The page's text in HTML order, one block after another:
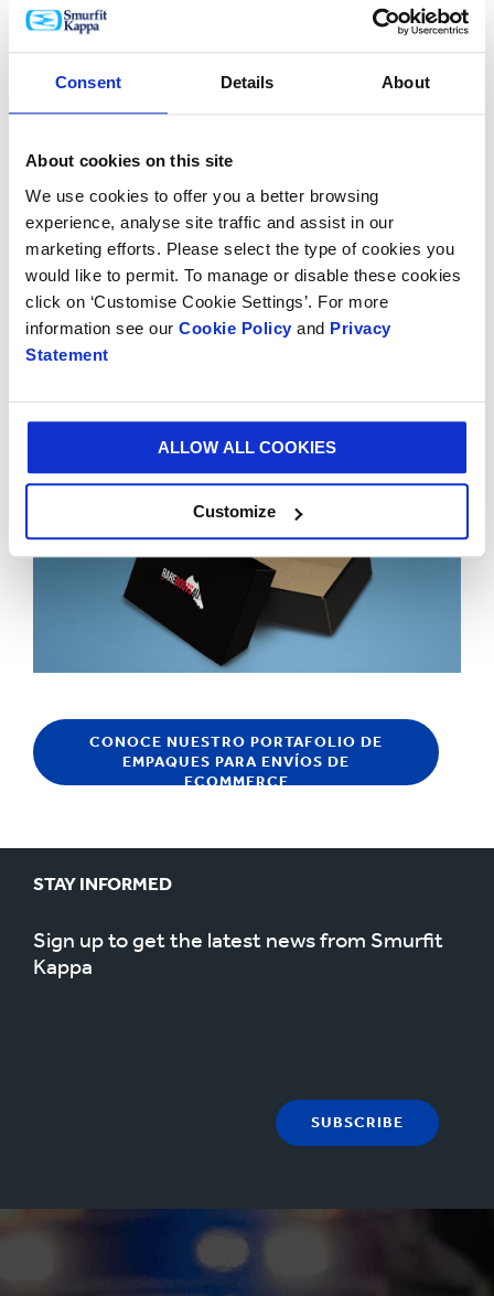
Consent Details About
About cookies on this site
We use cookies to offer you a better browsing
experience, analyse site traffic and assist in our
marketing efforts. Please select the type of cookies you
would like to permit. To manage or disable these cookies
click on ‘Customise Cookie Settings’. For more
information see our Cookie Policy and Privacy
Statement
ALLOW ALL COOKIES
Customize
Al comentar la colaboración, Cam Sangster dijo: "Ha
sido un absoluto placer trabajar con Smurfit Kappa en
Jake Self añadió: "Lo que Smurfit Kappa fue capaz de
respuesta de nuestros clientes ha sido excelente.
Smurfit Kappa tiene una gran experiencia en el diseño
de empaques elegantes para el sector de la moda, con
su caja eShoe, una solución popular de doble uso para
la venta al por menor y online.
CONOCE NUESTRO PORTAFOLIO DE
EMPAQUES PARA ENVÍOS DE
ECOMMERCE
STAY INFORMED
Sign up to get the latest news from Smurfit
Kappa
SUBSCRIBE